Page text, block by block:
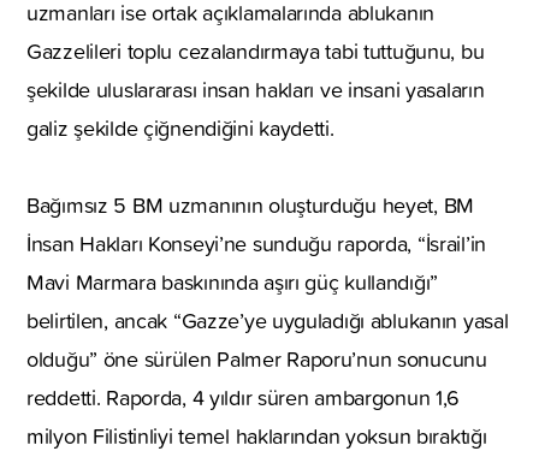
uzmanları ise ortak açıklamalarında ablukanın
Gazzelileri toplu cezalandırmaya tabi tuttuğunu, bu
şekilde uluslararası insan hakları ve insani yasaların
galiz şekilde çiğnendiğini kaydetti.
Bağımsız 5 BM uzmanının oluşturduğu heyet, BM
İnsan Hakları Konseyi’ne sunduğu raporda, “İsrail’in
Mavi Marmara baskınında aşırı güç kullandığı”
belirtilen, ancak “Gazze’ye uyguladığı ablukanın yasal
olduğu” öne sürülen Palmer Raporu’nun sonucunu
reddetti. Raporda, 4 yıldır süren ambargonun 1,6
milyon Filistinliyi temel haklarından yoksun bıraktığı